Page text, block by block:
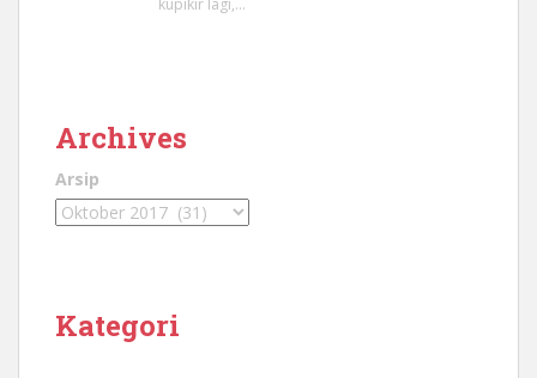
kupikir lagi,…
Archives
Arsip
Kategori